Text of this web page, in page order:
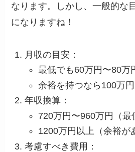
なります。しかし、一般的な
になりますね！
月収の目安：
最低でも60万円〜80万
余裕を持つなら100万
年収換算：
720万円〜960万円（最
1200万円以上（余裕が
考慮すべき費用：